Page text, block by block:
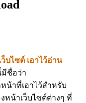
บไซต์ เอาไว้อ่าน
มีชื่อว่า
น้าที่เอาไว้สำหรับ
หน้าเว็บไซต์ต่างๆ ที่